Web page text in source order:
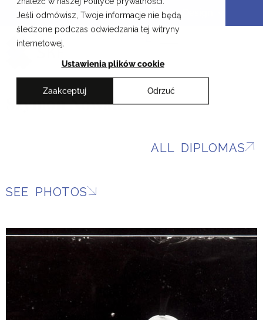
Jeśli odmówisz, Twoje informacje nie będą
śledzone podczas odwiedzania tej witryny
internetowej.
Ustawienia plików cookie
Zaakceptuj Odrzuć
Skip
content
Cracow School of Art & Fashion Design
PL
Szymon Nowak
ALL DIPLOMAS
SEE PHOTOS